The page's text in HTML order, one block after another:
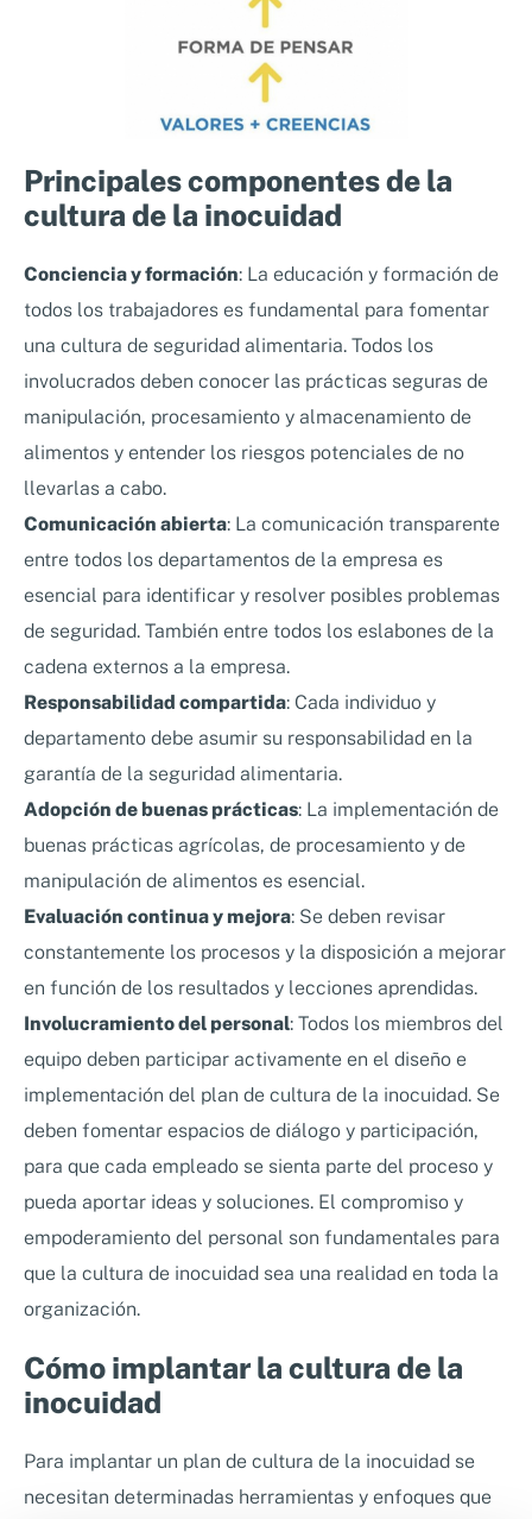
Principales componentes de la
cultura de la inocuidad
Conciencia y formación: La educación y formación de
todos los trabajadores es fundamental para fomentar
una cultura de seguridad alimentaria. Todos los
involucrados deben conocer las prácticas seguras de
manipulación, procesamiento y almacenamiento de
alimentos y entender los riesgos potenciales de no
llevarlas a cabo.
Comunicación abierta: La comunicación transparente
entre todos los departamentos de la empresa es
esencial para identificar y resolver posibles problemas
de seguridad. También entre todos los eslabones de la
cadena externos a la empresa.
Responsabilidad compartida: Cada individuo y
departamento debe asumir su responsabilidad en la
garantía de la seguridad alimentaria.
Adopción de buenas prácticas: La implementación de
buenas prácticas agrícolas, de procesamiento y de
manipulación de alimentos es esencial.
Evaluación continua y mejora: Se deben revisar
constantemente los procesos y la disposición a mejorar
en función de los resultados y lecciones aprendidas.
Involucramiento del personal: Todos los miembros del
equipo deben participar activamente en el diseño e
implementación del plan de cultura de la inocuidad. Se
deben fomentar espacios de diálogo y participación,
para que cada empleado se sienta parte del proceso y
pueda aportar ideas y soluciones. El compromiso y
empoderamiento del personal son fundamentales para
que la cultura de inocuidad sea una realidad en toda la
organización.
Cómo implantar la cultura de la
inocuidad
Para implantar un plan de cultura de la inocuidad se
necesitan determinadas herramientas y enfoques que